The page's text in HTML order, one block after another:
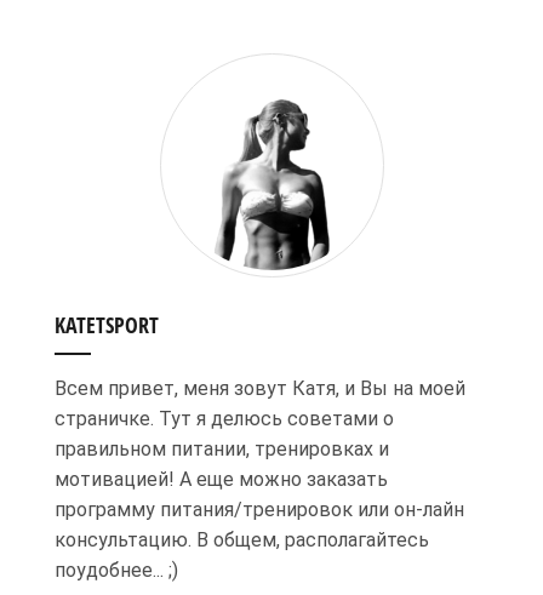
KATETSPORT
Всем привет, меня зовут Катя, и Вы на моей
страничке. Тут я делюсь советами о
правильном питании, тренировках и
мотивацией! А еще можно заказать
программу питания/тренировок или он-лайн
консультацию. В общем, располагайтесь
поудобнее... ;)